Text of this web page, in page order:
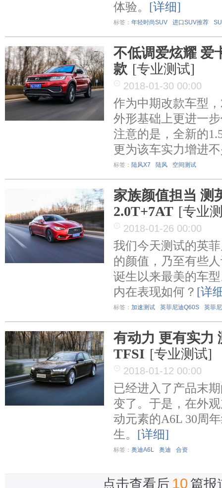
体验。 [详细]
标签： 年轻时尚SUV 进口SUV推荐
不低调爱炫耀 爱
款 [专业测试]
2018-01-30 00:00
作为中期改款车型
外形基础上更进一
注意的是，全新的
更为该车实力增进
标签： 陆风X7 陆风 空间测试
家族颜值担当 测
2.0T+7AT [专业
2018-01-26 00:00
我们今天测试的英
的颜值，乃至有些
诞生以来最美的车
内在表现如何？ [详
标签： 加速测试 英菲尼迪Q60S 英菲
有动力 更有实力
TFSI [专业测试]
2018-01-12 00:00
已经进入了产品末
变了。于是，在外
动元素的A6L 30周
生。 [详细]
标签： 奥迪A6L 奥迪 合资
点击查看后 10 篇报